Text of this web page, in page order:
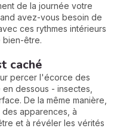
de la journée votre
avez-vous besoin de
ces rythmes intérieurs
bien-être.
caché
percer l'écorce des
dessous - insectes,
De la même manière,
apparences, à
et à révéler les vérités